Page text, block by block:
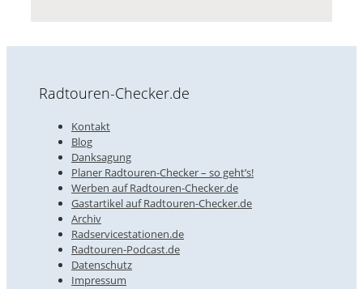
Radtouren-Checker.de
Kontakt
Blog
Danksagung
Planer Radtouren-Checker – so geht’s!
Werben auf Radtouren-Checker.de
Gastartikel auf Radtouren-Checker.de
Archiv
Radservicestationen.de
Radtouren-Podcast.de
Datenschutz
Impressum